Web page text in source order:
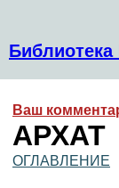
Библиотека
Ваш
АРХАТ
ОГЛАВЛЕНИЕ